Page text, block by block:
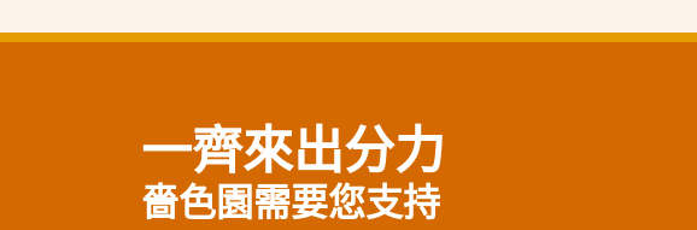
一齊來出分力
嗇色園需要您支持